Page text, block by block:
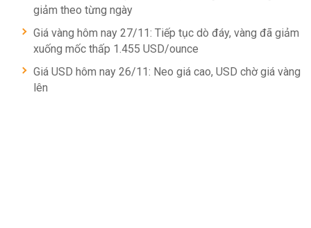
giảm theo từng ngày
Giá vàng hôm nay 27/11: Tiếp tục dò đáy, vàng đã giảm
xuống mốc thấp 1.455 USD/ounce
Giá USD hôm nay 26/11: Neo giá cao, USD chờ giá vàng
lên